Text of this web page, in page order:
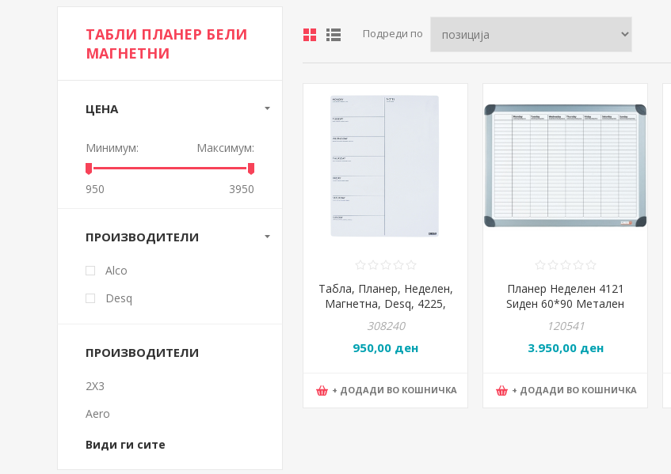
Подреди по
Табла, Планер, Неделен,
Магнетна, Desq, 4225,
30*40*0,08цм
308240
950,00 ден
+ ДОДАДИ ВО КОШНИЧКА
Планер Неделен 4121
Ѕиден 60*90 Метален
120541
3.950,00 ден
+ ДОДАДИ ВО КОШНИЧКА
ТАБЛИ ПЛАНЕР БЕЛИ
МАГНЕТНИ
ЦЕНА
Минимум: Максимум:
950 3950
ПРОИЗВОДИТЕЛИ
Alco
Desq
ПРОИЗВОДИТЕЛИ
2X3
Aero
Види ги сите